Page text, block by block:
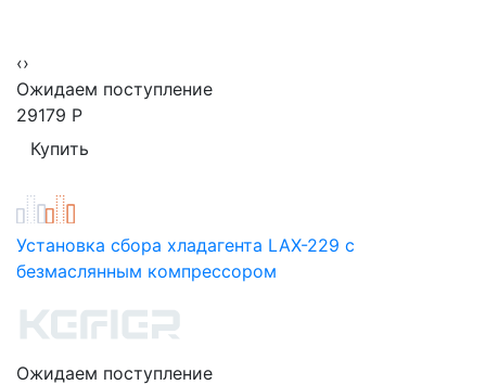
‹›
Ожидаем поступление
29179 Р
Установка сбора хладагента LAX-229 с
безмаслянным компрессором
Ожидаем поступление